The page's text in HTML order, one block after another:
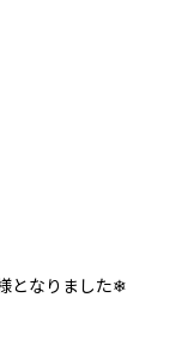
となりました❄